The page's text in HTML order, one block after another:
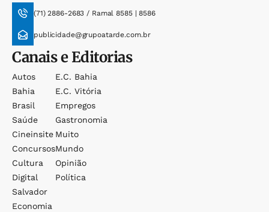
(71) 2886-2683 / Ramal 8585 | 8586
publicidade@grupoatarde.com.br
Canais e Editorias
Autos
Bahia
Brasil
Saúde
Cineinsite
Concursos
Cultura
Digital
Salvador
Economia
E.c. Bahia
E.c. Vitória
Empregos
Gastronomia
Muito
Mundo
Opinião
Política